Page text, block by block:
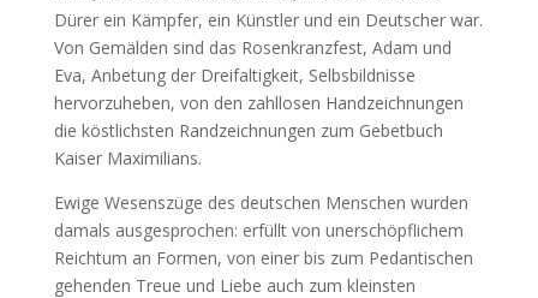
Dürer ein Kämpfer, ein Künstler und ein Deutscher war.
Von Gemälden sind das Rosenkranzfest, Adam und
Eva, Anbetung der Dreifaltigkeit, Selbsbildnisse
hervorzuheben, von den zahllosen Handzeichnungen
die köstlichsten Randzeichnungen zum Gebetbuch
Kaiser Maximilians.
Ewige Wesenszüge des deutschen Menschen wurden
damals ausgesprochen: erfüllt von unerschöpflichem
Reichtum an Formen, von einer bis zum Pedantischen
gehenden Treue und Liebe auch zum kleinsten